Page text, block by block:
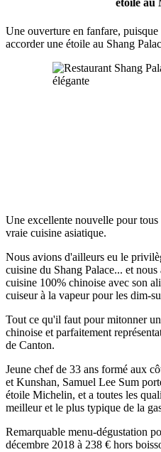
étoilé au
Une ouverture en fanfare,
accorder une étoile au Shang
Une excellente nouvelle pour
vraie cuisine asiatique.
Nous avions d'ailleurs eu le
cuisine du Shang Palace... et
cuisine 100% chinoise avec son
cuiseur à la vapeur pour les dim-
Tout ce qu'il faut pour mitonner
chinoise et parfaitement
de Canton.
Jeune chef de 33 ans formé aux
et Kunshan, Samuel Lee Sum
étoile Michelin, et a toutes les
meilleur et le plus typique de la
Remarquable menu-dégustation
décembre 2018 à 238 € hors